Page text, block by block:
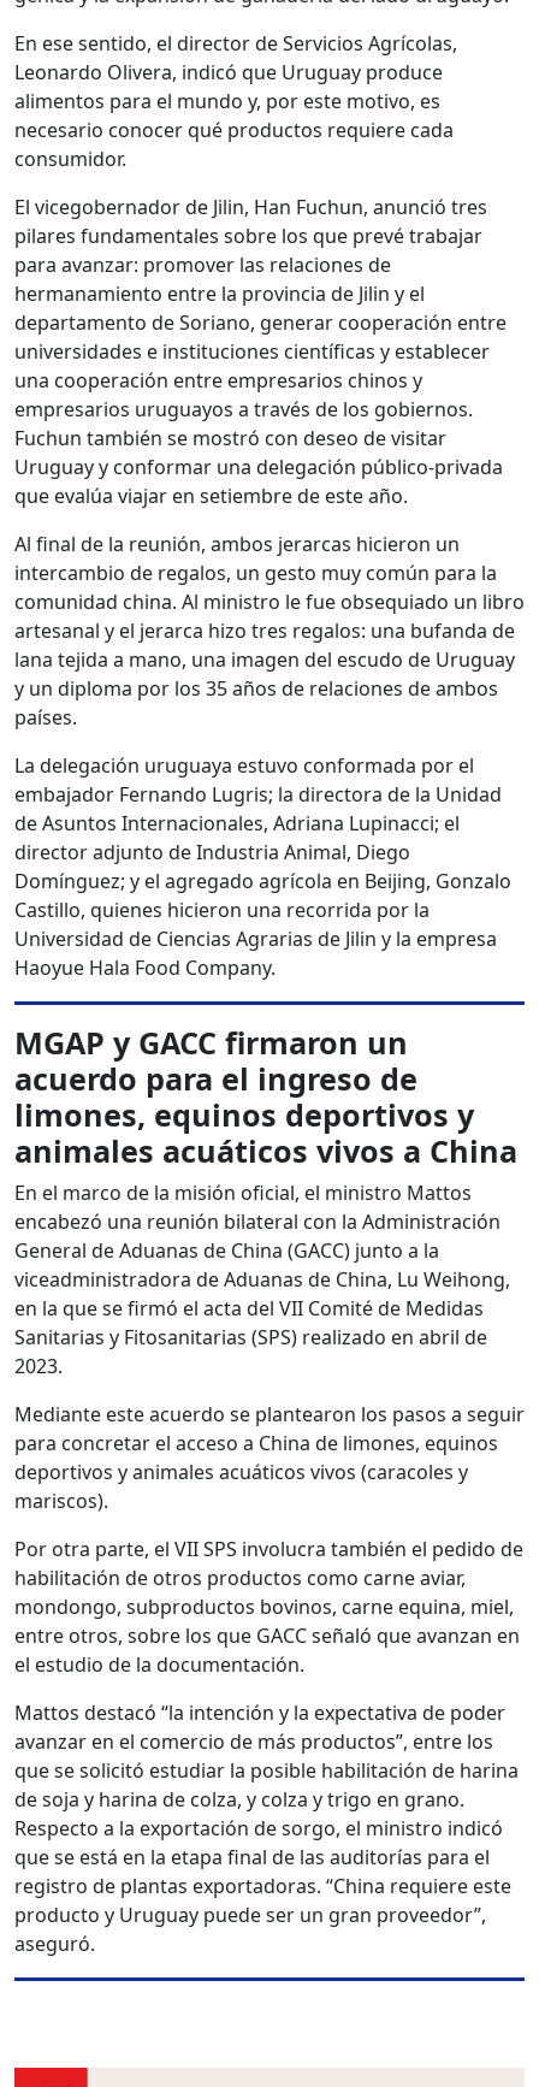
En ese sentido, el director de Servicios Agrícolas,
Leonardo Olivera, indicó que Uruguay produce
alimentos para el mundo y, por este motivo, es
necesario conocer qué productos requiere cada
consumidor.
El vicegobernador de Jilin, Han Fuchun, anunció tres
pilares fundamentales sobre los que prevé trabajar
para avanzar: promover las relaciones de
hermanamiento entre la provincia de Jilin y el
departamento de Soriano, generar cooperación entre
universidades e instituciones científicas y establecer
una cooperación entre empresarios chinos y
empresarios uruguayos a través de los gobiernos.
Fuchun también se mostró con deseo de visitar
Uruguay y conformar una delegación público-privada
que evalúa viajar en setiembre de este año.
Al final de la reunión, ambos jerarcas hicieron un
intercambio de regalos, un gesto muy común para la
comunidad china. Al ministro le fue obsequiado un libro
artesanal y el jerarca hizo tres regalos: una bufanda de
lana tejida a mano, una imagen del escudo de Uruguay
y un diploma por los 35 años de relaciones de ambos
países.
La delegación uruguaya estuvo conformada por el
embajador Fernando Lugris; la directora de la Unidad
de Asuntos Internacionales, Adriana Lupinacci; el
director adjunto de Industria Animal, Diego
Domínguez; y el agregado agrícola en Beijing, Gonzalo
Castillo, quienes hicieron una recorrida por la
Universidad de Ciencias Agrarias de Jilin y la empresa
Haoyue Hala Food Company.
MGAP y GACC firmaron un
acuerdo para el ingreso de
limones, equinos deportivos y
animales acuáticos vivos a China
En el marco de la misión oficial, el ministro Mattos
encabezó una reunión bilateral con la Administración
General de Aduanas de China (GACC) junto a la
viceadministradora de Aduanas de China, Lu Weihong,
en la que se firmó el acta del VII Comité de Medidas
Sanitarias y Fitosanitarias (SPS) realizado en abril de
2023.
Mediante este acuerdo se plantearon los pasos a seguir
para concretar el acceso a China de limones, equinos
deportivos y animales acuáticos vivos (caracoles y
mariscos).
Por otra parte, el VII SPS involucra también el pedido de
habilitación de otros productos como carne aviar,
mondongo, subproductos bovinos, carne equina, miel,
entre otros, sobre los que GACC señaló que avanzan en
el estudio de la documentación.
Mattos destacó “la intención y la expectativa de poder
avanzar en el comercio de más productos”, entre los
que se solicitó estudiar la posible habilitación de harina
de soja y harina de colza, y colza y trigo en grano.
Respecto a la exportación de sorgo, el ministro indicó
que se está en la etapa final de las auditorías para el
registro de plantas exportadoras. “China requiere este
producto y Uruguay puede ser un gran proveedor”,
aseguró.